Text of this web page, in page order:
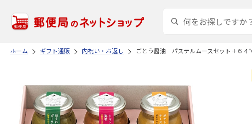
ホーム ギフト通販 内祝い・お返し ごとう醤油 パステルムースセット＋６４